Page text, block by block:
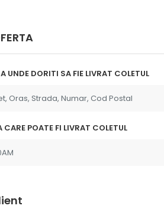
au
"Multumim Echipei Soft sense
UNDE DORITI SA FIE LIVRAT COLETUL
CARE POATE FI LIVRAT COLETUL